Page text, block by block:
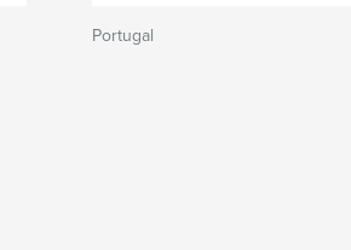
Portugal